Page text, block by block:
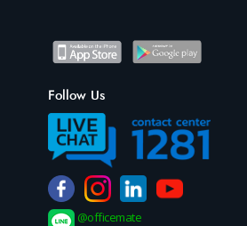
Follow Us
@officemate